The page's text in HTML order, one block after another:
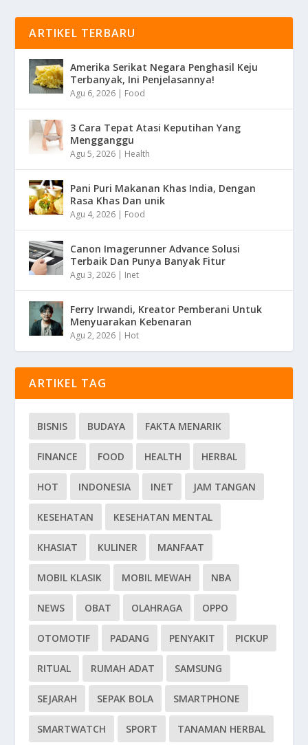
ARTIKEL TERBARU
Amerika Serikat Negara Penghasil Keju
Terbanyak, Ini Penjelasannya!
Agu 6, 2026 | Food
3 Cara Tepat Atasi Keputihan Yang
Mengganggu
Agu 5, 2026 | Health
Pani Puri Makanan Khas India, Dengan
Rasa Khas Dan unik
Agu 4, 2026 | Food
Canon Imagerunner Advance Solusi
Terbaik Dan Punya Banyak Fitur
Agu 3, 2026 | Inet
Ferry Irwandi, Kreator Pemberani Untuk
Menyuarakan Kebenaran
Agu 2, 2026 | Hot
ARTIKEL TAG
BISNIS BUDAYA FAKTA MENARIK
FINANCE FOOD HEALTH HERBAL
HOT INDONESIA INET JAM TANGAN
KESEHATAN KESEHATAN MENTAL
KHASIAT KULINER MANFAAT
MOBIL KLASIK MOBIL MEWAH NBA
NEWS OBAT OLAHRAGA OPPO
OTOMOTIF PADANG PENYAKIT PICKUP
RITUAL RUMAH ADAT SAMSUNG
SEJARAH SEPAK BOLA SMARTPHONE
SMARTWATCH SPORT TANAMAN HERBAL